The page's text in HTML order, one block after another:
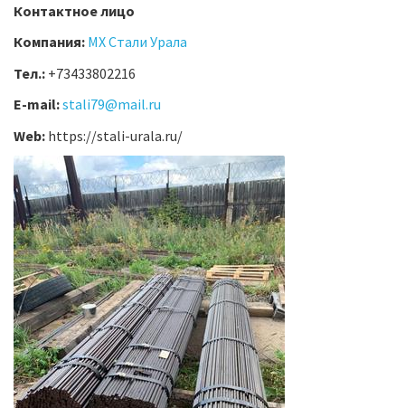
Контактное лицо
Компания: МХ Стали Урала
Тел.: +73433802216
E-mail:stali79@mail.ru
Web: https://stali-urala.ru/